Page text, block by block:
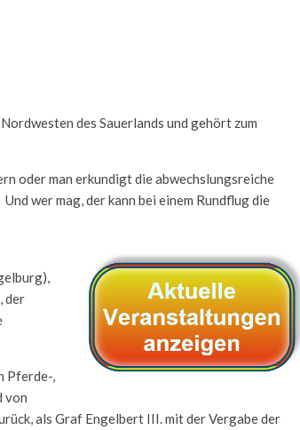
des Sauerlands und gehört zum
oder man erkundigt die abwechslungsreiche
wer mag, der kann bei einem Rundflug die
der
Pferde-,
von
als Graf Engelbert III. mit der Vergabe der